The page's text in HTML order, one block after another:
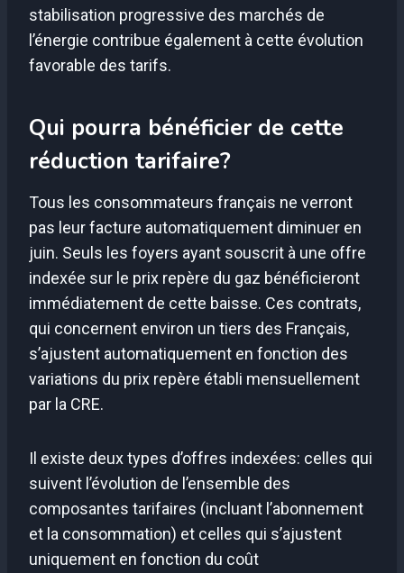
stabilisation progressive des marchés de
l’énergie contribue également à cette évolution
favorable des tarifs.
Qui pourra bénéficier de cette
réduction tarifaire?
Tous les consommateurs français ne verront
pas leur facture automatiquement diminuer en
juin. Seuls les foyers ayant souscrit à une offre
indexée sur le prix repère du gaz bénéficieront
immédiatement de cette baisse. Ces contrats,
qui concernent environ un tiers des Français,
s’ajustent automatiquement en fonction des
variations du prix repère établi mensuellement
par la CRE.
Il existe deux types d’offres indexées: celles qui
suivent l’évolution de l’ensemble des
composantes tarifaires (incluant l’abonnement
et la consommation) et celles qui s’ajustent
uniquement en fonction du coût